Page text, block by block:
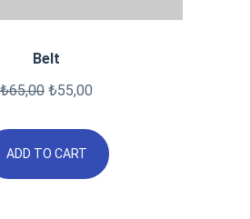
Belt
₺65,00 ₺55,00
ADD TO CART